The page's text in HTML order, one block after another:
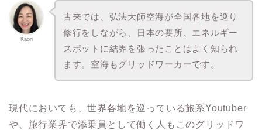
Kaori
古来では、弘法大師空海が全国各地を巡り
修行をしながら、日本の要所、エネルギー
スポットに結界を張ったことはよく知られ
ます。空海もグリッドワーカーです。
現代においても、世界各地を巡っている旅系Youtuber
や、旅行業界で添乗員として働く人もこのグリッドワ